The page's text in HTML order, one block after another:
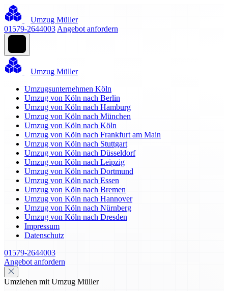
Umzug Müller
01579-2644003 Angebot anfordern
Umzug Müller
Umzugsunternehmen Köln
Umzug von Köln nach Berlin
Umzug von Köln nach Hamburg
Umzug von Köln nach München
Umzug von Köln nach Köln
Umzug von Köln nach Frankfurt am Main
Umzug von Köln nach Stuttgart
Umzug von Köln nach Düsseldorf
Umzug von Köln nach Leipzig
Umzug von Köln nach Dortmund
Umzug von Köln nach Essen
Umzug von Köln nach Bremen
Umzug von Köln nach Hannover
Umzug von Köln nach Nürnberg
Umzug von Köln nach Dresden
Impressum
Datenschutz
01579-2644003
Angebot anfordern
Umziehen mit Umzug Müller